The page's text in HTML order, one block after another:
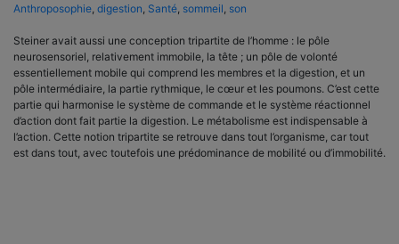
Anthroposophie digestion Santé sommeil son
Steiner avait aussi une conception tripartite de l’homme : le pôle
neurosensoriel, relativement immobile, la tête ; un pôle de volonté
essentiellement mobile qui comprend les membres et la digestion, et un
pôle intermédiaire, la partie rythmique, le cœur et les poumons. C’est cette
partie qui harmonise le système de commande et le système réactionnel
d’action dont fait partie la digestion. Le métabolisme est indispensable à
l’action. Cette notion tripartite se retrouve dans tout l’organisme, car tout
est dans tout, avec toutefois une prédominance de mobilité ou d’immobilité.